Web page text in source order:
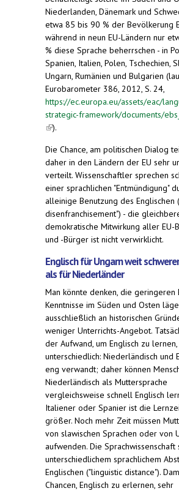
Niederlanden, Dänemark und
etwa 85 bis 90 % der Bevölkerung
während in neun EU-Ländern nur
% diese Sprache beherrschen - in
Spanien, Italien, Polen, Tschechien,
Ungarn, Rumänien und Bulgarien
Eurobarometer 386, 2012, S. 24,
https://ec.europa.eu/assets/eac/
strategic-framework/documents/
(link is external)
).
Die Chance, am politischen Dialog
daher in den Ländern der EU sehr
verteilt. Wissenschaftler sprechen
einer sprachlichen "Entmündigung"
alleinige Benutzung des Englischen
disenfranchisement") - die
demokratische Mitwirkung aller EU-
und -Bürger ist nicht verwirklicht.
Englisch für Ungarn weit
als für Niederländer
Man könnte denken, die geringeren
Kenntnisse im Süden und Osten
ausschließlich an historischen
weniger Unterrichts-Angebot.
der Aufwand, um Englisch zu
unterschiedlich: Niederländisch und
eng verwandt; daher können
Niederländisch als Muttersprache
vergleichsweise schnell Englisch
Italiener oder Spanier ist die
größer. Noch mehr Zeit müssen
von slawischen Sprachen oder von
aufwenden. Die Sprachwissenschaft
unterschiedlichem sprachlichem
Englischen ("linguistic distance").
Chancen, Englisch zu erlernen, sehr